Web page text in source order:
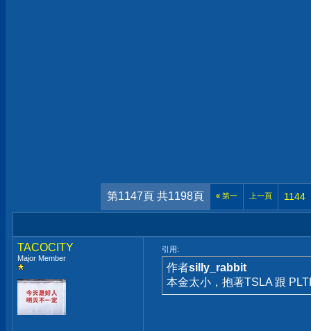
第1147頁 共1198頁 « 第一 上一頁 1144
TACOCITY
Major Member
引用:
作者silly_rabbit
本金太小，抱著TSLA 跟